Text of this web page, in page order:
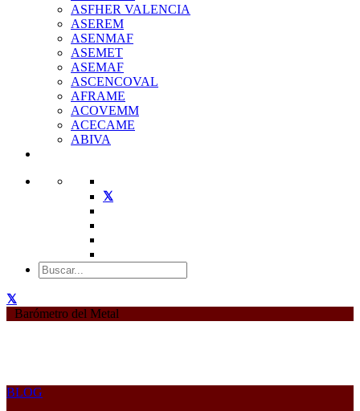
ASFHER VALENCIA
ASEREM
ASENMAF
ASEMET
ASEMAF
ASCENCOVAL
AFRAME
ACOVEMM
ACECAME
ABIVA
Barómetro del Metal
BLOG